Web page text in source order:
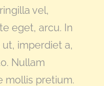
vel,
eget, arcu. In
imperdiet a,
Nullam
mollis pretium.